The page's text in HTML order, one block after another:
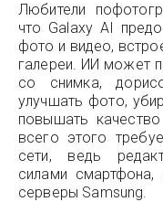
Любители
что Galaxy AI
фото и видео,
галереи. ИИ может
со снимка,
улучшать фото,
повышать
всего этого
сети, ведь
силами
серверы Samsung.